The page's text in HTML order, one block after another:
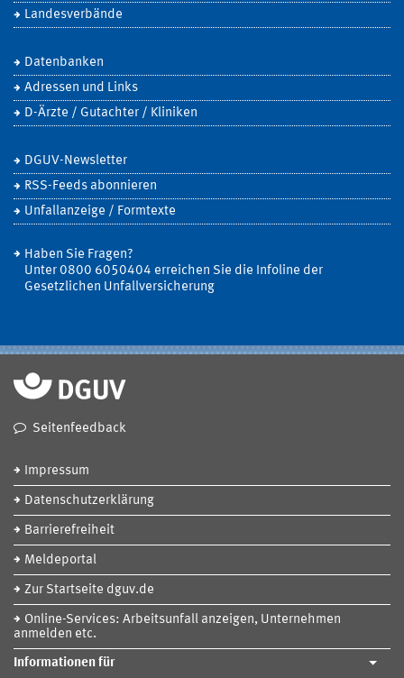
Landesverbände
Datenbanken
Adressen und Links
D-Ärzte / Gutachter / Kliniken
DGUV-Newsletter
RSS-Feeds abonnieren
Unfallanzeige / Formtexte
Haben Sie Fragen?
Unter 0800 6050404 erreichen Sie die Infoline der
Gesetzlichen Unfallversicherung
Seitenfeedback
Impressum
Datenschutzerklärung
Barrierefreiheit
Meldeportal
Zur Startseite dguv.de
Online-Services: Arbeitsunfall anzeigen, Unternehmen
anmelden etc.
Informationen für